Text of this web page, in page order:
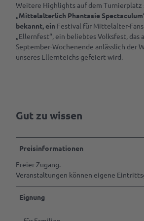
& Laden
Gastgeber
werden
werden
Weitere Highlights auf dem Turnierplatz
„Mittelalterlich Phantasie
bekannt, ein Festival für Mittelalter-
„Ellernfest“, ein beliebtes Volksfest, das
September-Wochenende anlässlich der
unseres Ellernteichs gefeiert wird.
Gut zu wissen
Preisinformationen
Freier Zugang.
Veranstaltungen können eigene
Eignung